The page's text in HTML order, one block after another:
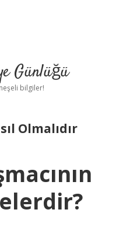
Günlüğü
bilgiler!
Olmalıdır